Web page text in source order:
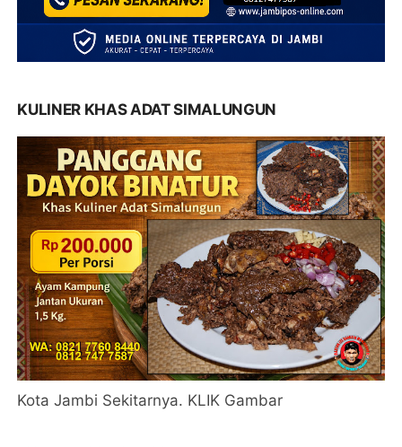
KULINER KHAS ADAT SIMALUNGUN
Kota Jambi Sekitarnya. KLIK Gambar